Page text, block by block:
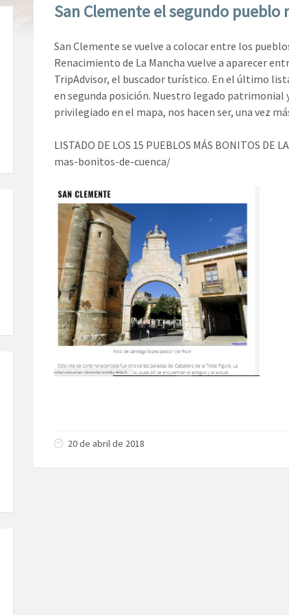
San Clemente el segundo
San Clemente se vuelve a colocar entre los
Renacimiento de La Mancha vuelve a aparecer
TripAdvisor, el buscador turístico. En el último
en segunda posición. Nuestro legado
privilegiado en el mapa, nos hacen ser, una vez
LISTADO DE LOS 15 PUEBLOS MÁS BONITOS
mas-bonitos-de-cuenca/
20 de abril de 2018